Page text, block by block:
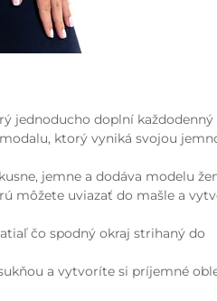
jednoducho doplní každodenný
ktorý vyniká svojou
jemne a dodáva modelu
môžete uviazať do mašle a
čo spodný okraj strihaný do
a vytvoríte si príjemné